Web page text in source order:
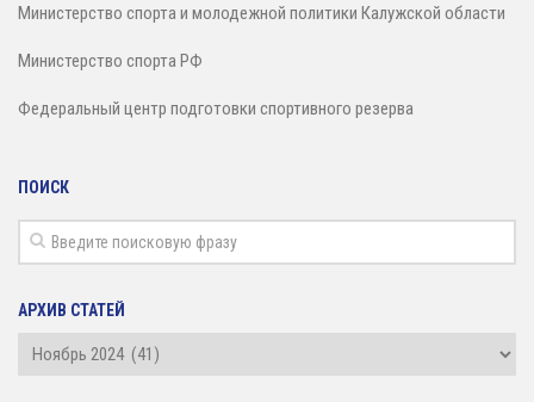
Министерство спорта и молодежной политики Калужской области
Министерство спорта РФ
Федеральный центр подготовки спортивного резерва
ПОИСК
АРХИВ СТАТЕЙ
Архив